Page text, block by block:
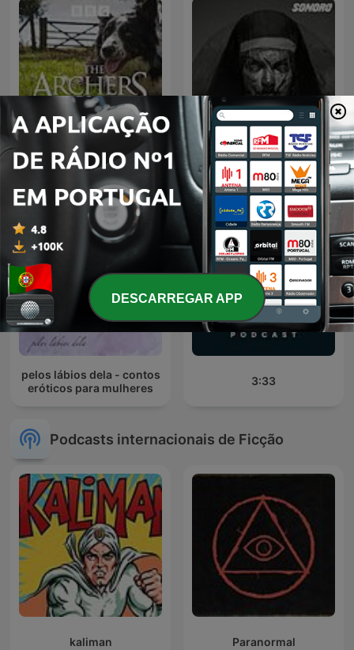
The Archers Omnibus Relatos de la Noche
pelos lábios dela - contos
eróticos para mulheres
3:33
Podcasts internacionais de Ficção
kaliman Paranormal
DESCARREGAR APP